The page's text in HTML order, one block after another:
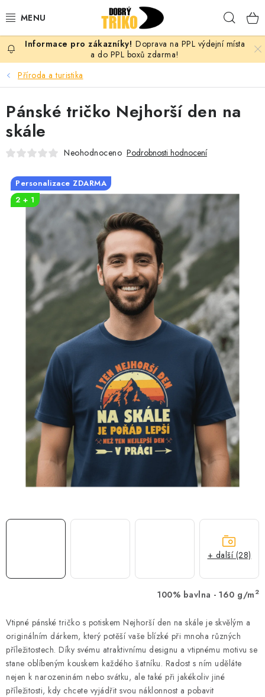
na
PRO ŽENY
PRO MUŽE
PRO DĚTI
PRO PÁRY
VLASTNÍ MOTIV
TRIČKA
MIKINY
OKAMŽITĚ K ODBĚRU
MÁM SRDCE POMÁHÁM
VÁNOCE
PROVIZNÍ SYSTÉM
Časté otázky
Doprava a platba
Obchodní podmínky
Zásady zpracování ochrany osobních údajů
Napište nám
Doprava na PPL výdejní místa
a do PPL boxů zdarma!
Příroda a turistika
100% bavlna - 160 g/m 2
Vtipné pánské tričko s potiskem Nejhorší den na skále je skvělým a
originálním dárkem, který potěší vaše blízké při mnoha různých
příležitostech. Díky svému atraktivnímu designu a vtipnému motivu se
stane oblíbeným kouskem každého šatníku. Radost s ním uděláte
nejen k narozeninám nebo svátku, ale také při jakékoliv jiné
příležitosti, kdy chcete vyjádřit svou náklonnost a pobavit
Pánské tričko Nejhorší den na
skále
Neohodnoceno Podrobnosti hodnocení
Personalizace ZDARMA
2 + 1
+ další (28)